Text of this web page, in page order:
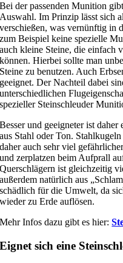
Bei der passenden Munition
Auswahl. Im Prinzip lässt sich
verschießen, was vernünftig in
zum Beispiel keine spezielle
auch kleine Steine, die einfach
können. Hierbei sollte man
Steine zu benutzen. Auch
geeignet. Der Nachteil dabei
unterschiedlichen
spezieller Steinschleuder
Besser und geeigneter ist
aus Stahl oder Ton.
daher auch sehr viel
und zerplatzen beim Aufprall
Querschlägern ist gleichzeitig
außerdem natürlich aus
schädlich für die Umwelt, da
wieder zu Erde auflösen.
Mehr Infos dazu gibt es hier:
Eignet sich eine